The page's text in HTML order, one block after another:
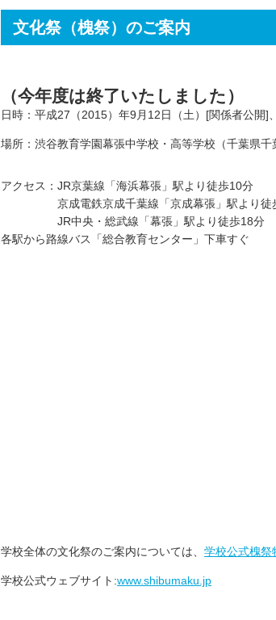
文化祭（槐祭）のご案内
（今年度は終了いたしました）
日時：平成27（2015）年9月12日（土）[関係者公
場所：渋谷教育学園幕張中学校・高等学校（千葉県千
アクセス：JR京葉線「海浜幕張」駅より徒歩10分
京成電鉄京成千葉線「京成幕張」駅より徒
JR中央・総武線「幕張」駅より徒歩18分
各駅から路線バス「総合教育センター」下車すぐ
学校全体の文化祭のご案内については、 学校公式槐祭
学校公式ウェブサイト:www.shibumaku.jp